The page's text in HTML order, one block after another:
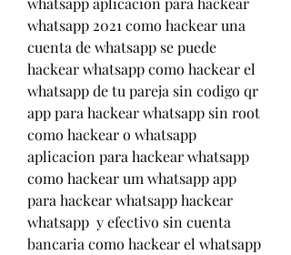
whatsapp 2021 como hackear una
cuenta de whatsapp se puede
hackear whatsapp como hackear el
whatsapp de tu pareja sin codigo qr
app para hackear whatsapp sin root
como hackear o whatsapp
aplicacion para hackear whatsapp
como hackear um whatsapp app
para hackear whatsapp hackear
whatsapp  y efectivo sin cuenta
bancaria como hackear el whatsapp